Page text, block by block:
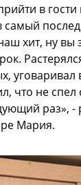
в гости
самый
хит, ну вы
уговаривал
что не
раз», -
Мария.